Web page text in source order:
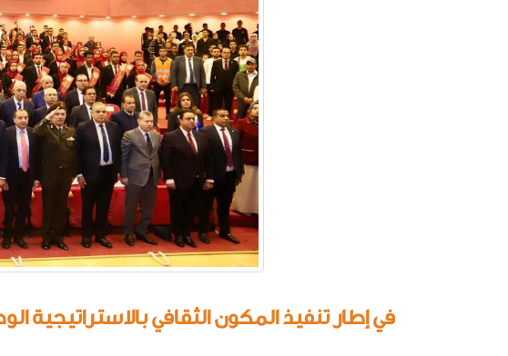
في إطار تنفيذ المكون الثقافي بالاستراتيجية